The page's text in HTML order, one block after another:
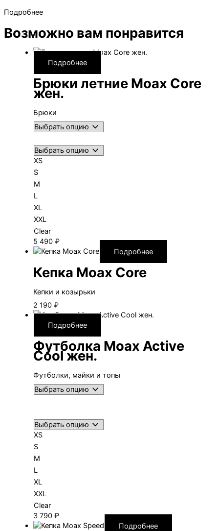
Подробнее
Возможно вам понравится
Подробнее
Брюки летние Moax Core
жен.
Брюки
XS
S
M
L
XL
XXL
Clear
5 490 ₽
Подробнее
Кепка Moax Core
Кепки и козырьки
2 190 ₽
Подробнее
Футболка Moax Active
Cool жен.
Футболки, майки и топы
XS
S
M
L
XL
XXL
Clear
3 790 ₽
Подробнее